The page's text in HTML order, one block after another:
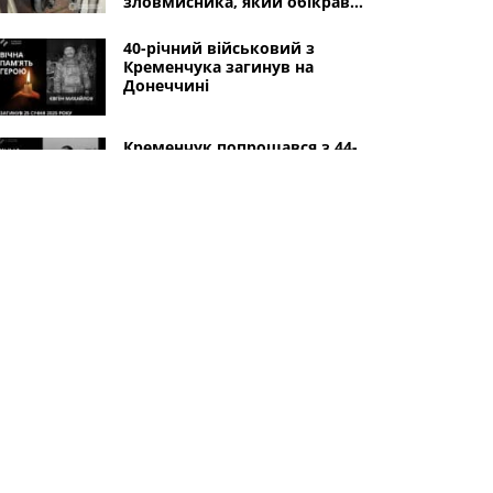
40-річний військовий з
Кременчука загинув на
Донеччині
Кременчук попрощався з 44-